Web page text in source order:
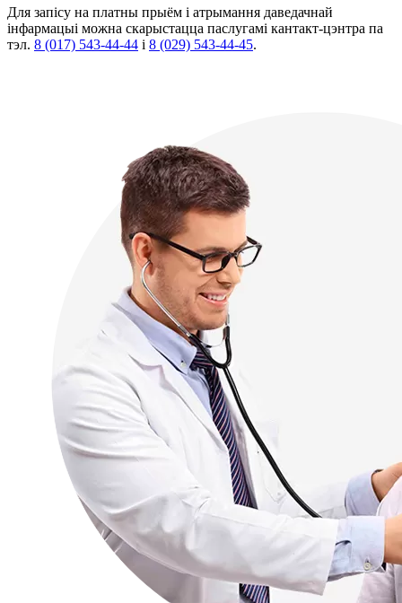
Для запісу на платны прыём і атрымання даведачнай
інфармацыі можна скарыстацца паслугамі кантакт-цэнтра па
тэл. 8 (017) 543-44-44 i 8 (029) 543-44-45.